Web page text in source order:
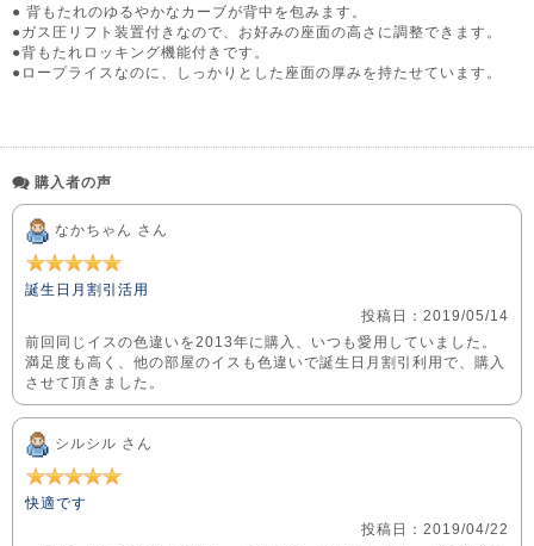
● 背もたれのゆるやかなカーブが背中を包みます。
●ガス圧リフト装置付きなので、お好みの座面の高さに調整できます。
●背もたれロッキング機能付きです。
●ロープライスなのに、しっかりとした座面の厚みを持たせています。
購入者の声
なかちゃん さん
誕生日月割引活用
投稿日：2019/05/14
前回同じイスの色違いを2013年に購入、いつも愛用していました。
満足度も高く、他の部屋のイスも色違いで誕生日月割引利用で、購入
させて頂きました。
シルシル さん
快適です
投稿日：2019/04/22